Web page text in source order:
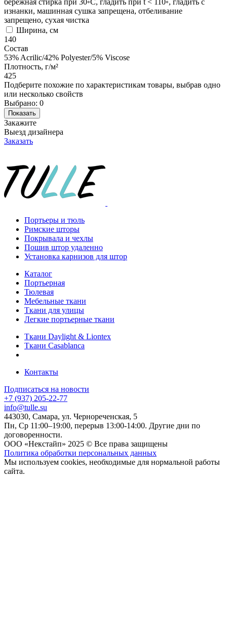
бережная стирка при 30◦C, гладить при t < 110◦, гладить с
изнанки, машинная сушка запрещена, отбеливание
запрещено, сухая чистка
Ширина, см
140
Состав
53% Acrilic/42% Polyester/5% Viscose
Плотность, г/м²
425
Подберите похожие по характеристикам товары, выбрав одно
или несколько свойств
Выбрано: 0
Показать
Закажите
Выезд дизайнера
Заказать
Портьеры и тюль
Римские шторы
Покрывала и чехлы
Пошив штор удаленно
Установка карнизов для штор
Каталог
Портьерная
Тюлевая
Мебельные ткани
Ткани для улицы
Легкие портьерные ткани
Ткани Daylight & Liontex
Ткани Casablanca
Контакты
Подписаться на новости
+7 (937) 205-22-77
info@tulle.su
443030, Самара, ул. Чернореченская, 5
Пн, Ср 11:00–19:00, перерыв 13:00-14:00. Другие дни по
договоренности.
ООО «Некстайп» 2025 © Все права защищены
Политика обработки персональных данных
Мы используем cookies, необходимые для нормальной работы
сайта.